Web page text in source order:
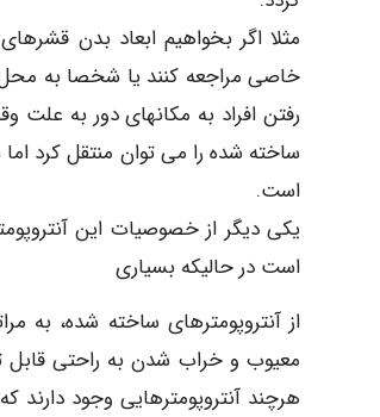
مثلا اگر بخواهیم ابعاد بدن
خاصی مراجعه کنند یا شخصا به محل
رفتن افراد به مکانهای دور به
ساخته شده را می توان منتقل کرد
است.
یکی دیگر از خصوصیات این
است در حالیکه بسیاری
از آنتروپومترهای ساخته شده، به
معیوب و خراب شدن به راحتی قابل
هرچند آنتروپومترهایی وجود دارند